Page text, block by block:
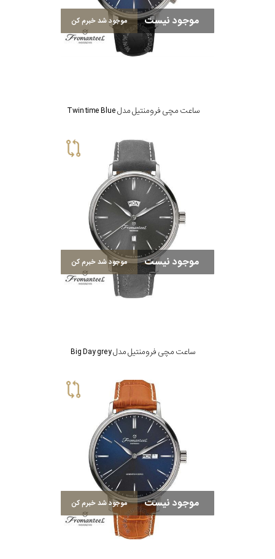
موجود نیست موجود شد خبرم کن
ساعت مچی فرومنتیل مدل Twin time Blue
موجود نیست موجود شد خبرم کن
ساعت مچی فرومنتیل مدل Big Day grey
موجود نیست موجود شد خبرم کن